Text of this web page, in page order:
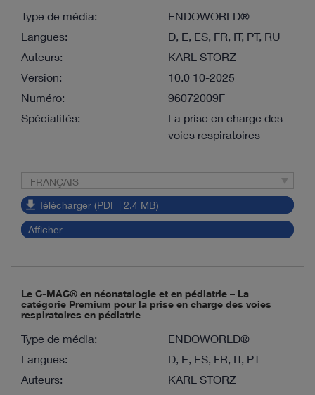
Type de média:
ENDOWORLD®
Langues:
D, E, ES, FR, IT, PT, RU
Auteurs:
KARL STORZ
Version:
10.0 10-2025
Numéro:
96072009F
Spécialités:
La prise en charge des
voies respiratoires
FRANÇAIS
Télécharger (PDF | 2.4 MB)
Afficher
Le C-MAC® en néonatalogie et en pédiatrie – La
catégorie Premium pour la prise en charge des voies
respiratoires en pédiatrie
Type de média:
ENDOWORLD®
Langues:
D, E, ES, FR, IT, PT
Auteurs:
KARL STORZ